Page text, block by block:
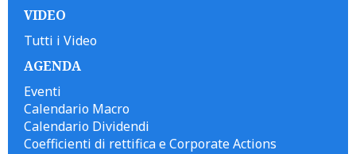
VIDEO
Tutti i Video
AGENDA
Eventi
Calendario Macro
Calendario Dividendi
Coefficienti di rettifica e Corporate Actions